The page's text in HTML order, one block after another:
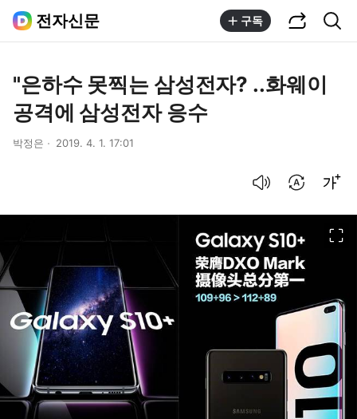
전자신문 구독
"은하수 못찍는 삼성전자? ..화웨이
공격에 삼성전자 응수
박정은 2019. 4. 1. 17:01